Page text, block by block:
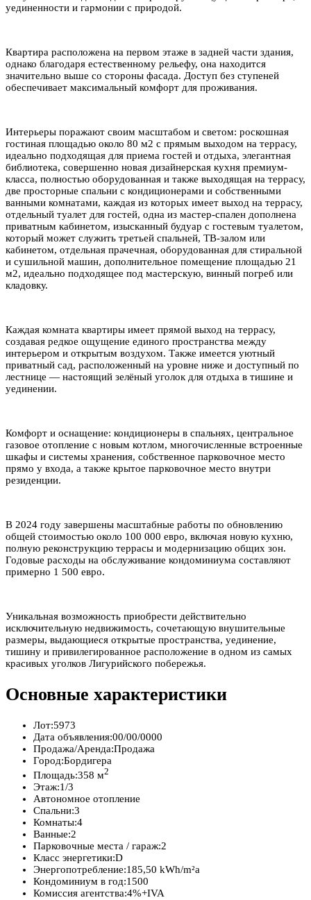
уединенности и гармонии с природой.
Квартира расположена на первом этаже в задней части здания,
однако благодаря естественному рельефу, она находится
значительно выше со стороны фасада. Доступ без ступеней
обеспечивает максимальный комфорт для проживания.
Интерьеры поражают своим масштабом и светом: роскошная
гостиная площадью около 80 м2 с прямым выходом на террасу,
идеально подходящая для приема гостей и отдыха, элегантная
библиотека, совершенно новая дизайнерская кухня премиум-
класса, полностью оборудованная и также выходящая на террасу,
две просторные спальни с кондиционерами и собственными
ванными комнатами, каждая из которых имеет выход на террасу,
отдельный туалет для гостей, одна из мастер-спален дополнена
приватным кабинетом, изысканный будуар с гостевым туалетом,
который может служить третьей спальней, ТВ-залом или
кабинетом, отдельная прачечная, оборудованная для стиральной
и сушильной машин, дополнительное помещение площадью 21
м2, идеально подходящее под мастерскую, винный погреб или
кладовку.
Каждая комната квартиры имеет прямой выход на террасу,
создавая редкое ощущение единого пространства между
интерьером и открытым воздухом. Также имеется уютный
приватный сад, расположенный на уровне ниже и доступный по
лестнице — настоящий зелёный уголок для отдыха в тишине и
уединении.
Комфорт и оснащение: кондиционеры в спальнях, центральное
газовое отопление с новым котлом, многочисленные встроенные
шкафы и системы хранения, собственное парковочное место
прямо у входа, а также крытое парковочное место внутри
резиденции.
В 2024 году завершены масштабные работы по обновлению
общей стоимостью около 100 000 евро, включая новую кухню,
полную реконструкцию террасы и модернизацию общих зон.
Годовые расходы на обслуживание кондоминиума составляют
примерно 1 500 евро.
Уникальная возможность приобрести действительно
исключительную недвижимость, сочетающую внушительные
размеры, выдающиеся открытые пространства, уединение,
тишину и привилегированное расположение в одном из самых
красивых уголков Лигурийского побережья.
Основные характеристики
Лот:5973
Дата объявления:00/00/0000
Продажа/Аренда:Продажа
Город:Бордигера
Площадь:358 м2
Этаж:1/3
Автономное отопление
Спальни:3
Комнаты:4
Ванные:2
Парковочные места / гараж:2
Класс энергетики:D
Энергопотребление:185,50 kWh/m²a
Кондоминиум в год:1500
Комиссия агентства:4%+IVA